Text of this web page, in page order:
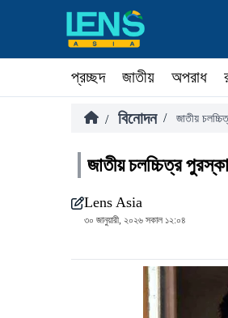
প্রচ্ছদ জাতীয় অপরাধ
/ বিনোদন / জাতীয়
জাতীয় চলচ্চিত্র
Lens Asia
৩০ জানুয়ারী, ২০২৬ সকাল ১২:০৪